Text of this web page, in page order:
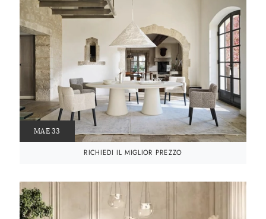
MAE 33
RICHIEDI IL MIGLIOR PREZZO